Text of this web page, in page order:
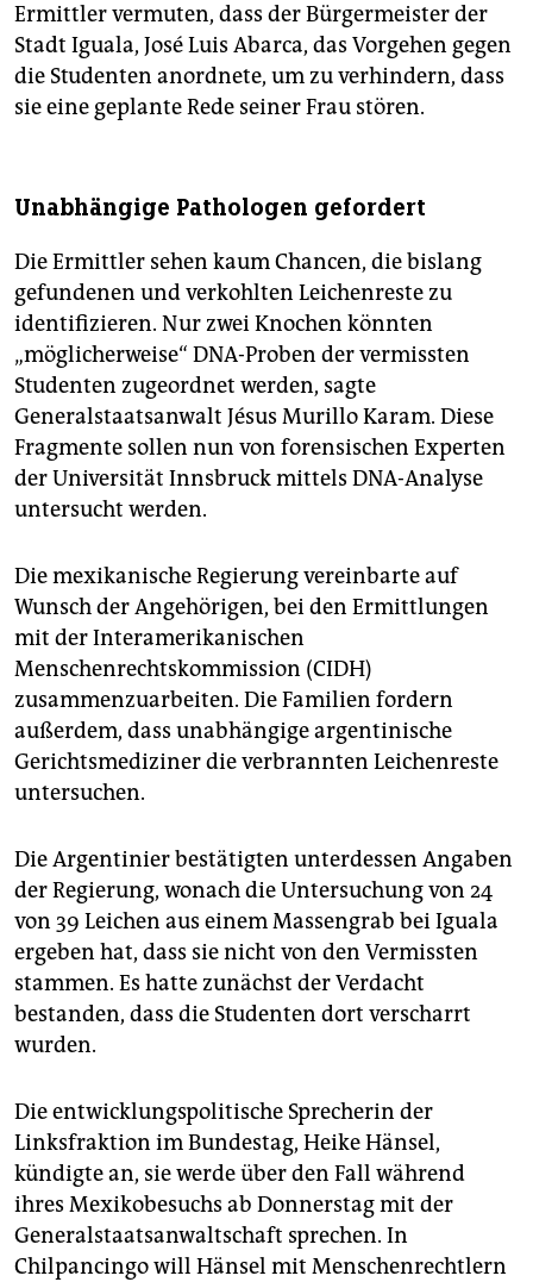
Ermittler vermuten, dass der Bürgermeister der
Stadt Iguala, José Luis Abarca, das Vorgehen gegen
die Studenten anordnete, um zu verhindern, dass
sie eine geplante Rede seiner Frau stören.
Unabhängige Pathologen gefordert
Die Ermittler sehen kaum Chancen, die bislang
gefundenen und verkohlten Leichenreste zu
identifizieren. Nur zwei Knochen könnten
„möglicherweise“ DNA-Proben der vermissten
Studenten zugeordnet werden, sagte
Generalstaatsanwalt Jésus Murillo Karam. Diese
Fragmente sollen nun von forensischen Experten
der Universität Innsbruck mittels DNA-Analyse
untersucht werden.
Die mexikanische Regierung vereinbarte auf
Wunsch der Angehörigen, bei den Ermittlungen
mit der Interamerikanischen
Menschenrechtskommission (CIDH)
zusammenzuarbeiten. Die Familien fordern
außerdem, dass unabhängige argentinische
Gerichtsmediziner die verbrannten Leichenreste
untersuchen.
Die Argentinier bestätigten unterdessen Angaben
der Regierung, wonach die Untersuchung von 24
von 39 Leichen aus einem Massengrab bei Iguala
ergeben hat, dass sie nicht von den Vermissten
stammen. Es hatte zunächst der Verdacht
bestanden, dass die Studenten dort verscharrt
wurden.
Die entwicklungspolitische Sprecherin der
Linksfraktion im Bundestag, Heike Hänsel,
kündigte an, sie werde über den Fall während
ihres Mexikobesuchs ab Donnerstag mit der
Generalstaatsanwaltschaft sprechen. In
Chilpancingo will Hänsel mit Menschenrechtlern